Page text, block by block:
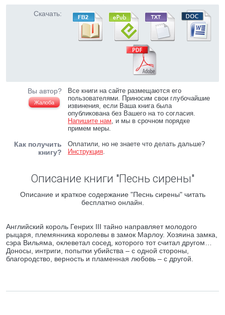
Скачать:
Вы автор?
Жалоба
Все книги на сайте размещаются его
пользователями. Приносим свои глубочайшие
извинения, если Ваша книга была
опубликована без Вашего на то согласия.
Напишите нам, и мы в срочном порядке
примем меры.
Как получить
книгу?
Оплатили, но не знаете что делать дальше?
Инструкция.
Описание книги "Песнь сирены"
Описание и краткое содержание "Песнь сирены" читать
бесплатно онлайн.
Английский король Генрих III тайно направляет молодого
рыцаря, племянника королевы в замок Марлоу. Хозяина замка,
сэра Вильяма, оклеветал сосед, которого тот считал другом…
Доносы, интриги, попытки убийства – с одной стороны,
благородство, верность и пламенная любовь – с другой.